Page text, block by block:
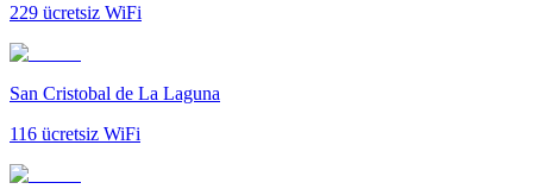
229 ücretsiz WiFi
San Cristobal de La Laguna
116 ücretsiz WiFi